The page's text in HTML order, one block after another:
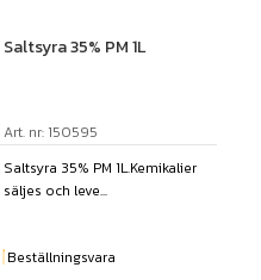
Saltsyra 35% PM 1L
Art. nr: 150595
Saltsyra 35% PM 1L.Kemikalier
säljes och leve...
Beställningsvara